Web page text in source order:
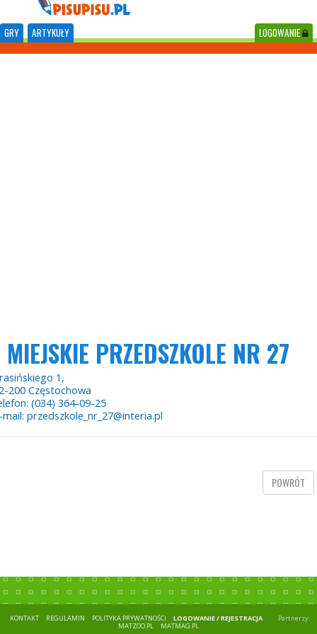
GRY ARTYKUŁY LOGOWANIE
MIEJSKIE PRZEDSZKOLE NR 27
1,
200 Częstochowa
(034) 364-09-25
przedszkole_nr_27@interia.pl
POWRÓT
KONTAKT REGULAMIN POLITYKA PRYWATNOŚCI LOGOWANIE / REJESTRACJA
Partnerzy:
MATZOO.PL
MATMAG.PL